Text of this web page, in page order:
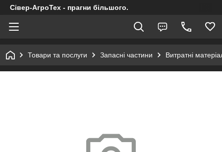
Сівер-АгроТех - прагни більшого.
Товари та послуги Запасні частини Витратні